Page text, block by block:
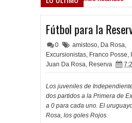
Fútbol para la
0 amistoso, Da Rosa,
Excursionistas, Franco Posse,
Juan Da Rosa, Reserva
Los juveniles de
dos partidos a la Primera de
a 0 para cada uno. El
Rosa, los goles Rojos.